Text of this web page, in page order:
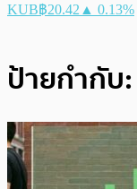
KUB฿20.42 ▲ 0.13%
ป้ายกำกับ: